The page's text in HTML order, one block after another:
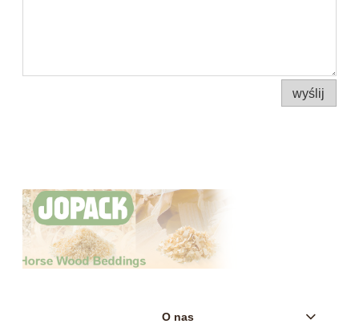
wyślij
O nas